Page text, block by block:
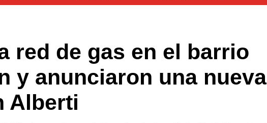
red de gas en el barrio
y anunciaron una nueva
Alberti